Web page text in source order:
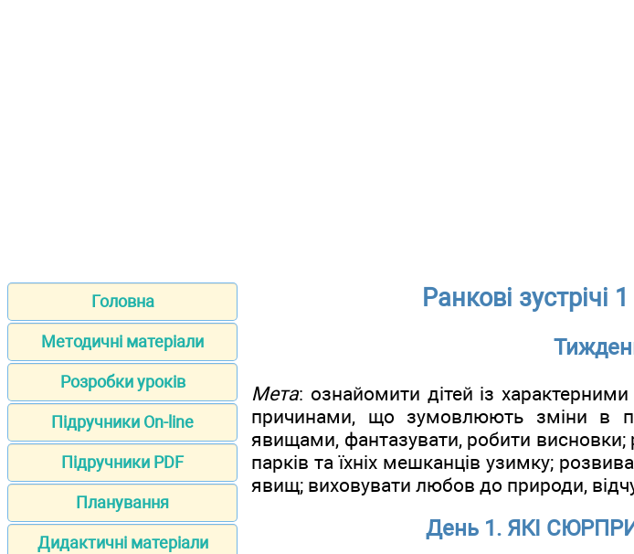
Головна
Методичні матеріали
Розробки уроків
Підручники On-line
Підручники PDF
Планування
Дидактичні матеріали
Ранкові зустрічі
Мета: ознайомити дітей із
причинами, що зумовлюють зміни в
явищами, фантазувати, робити висновки;
парків та їхніх мешканців узимку;
явищ; виховувати любов до природи,
День 1. ЯКІ